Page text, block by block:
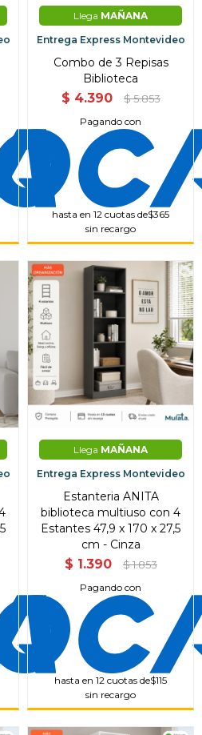
Llega MAÑANA
Entrega Express Montevideo
Combo de 3 Repisas
Biblioteca
$ 4.390 $ 5.853
Pagando con
hasta en 12 cuotas de$365
sin recargo
Llega MAÑANA
Entrega Express Montevideo
Estanteria ANITA
biblioteca multiuso con 4
Estantes 47,9 x 170 x 27,5
cm - Cinza
$ 1.390 $ 1.853
Pagando con
hasta en 12 cuotas de$115
sin recargo
ahora y Pagá
hasta en 12
sin tocar tu
de crédito
forma más ágil de
sin recargo o hasta en
crediticia.
para comprar con
Después:
comprar usando Pago
Después.
comprar en las cuotas que
preferidos
como metodo de pago
por comercio
Ups!
oferta, lamentamos
por cualquier duda
en
salió mal!
nuevamente mas tarde.